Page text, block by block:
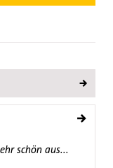
schön aus...